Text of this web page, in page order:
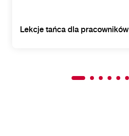
Lekcje tańca dla pracowników